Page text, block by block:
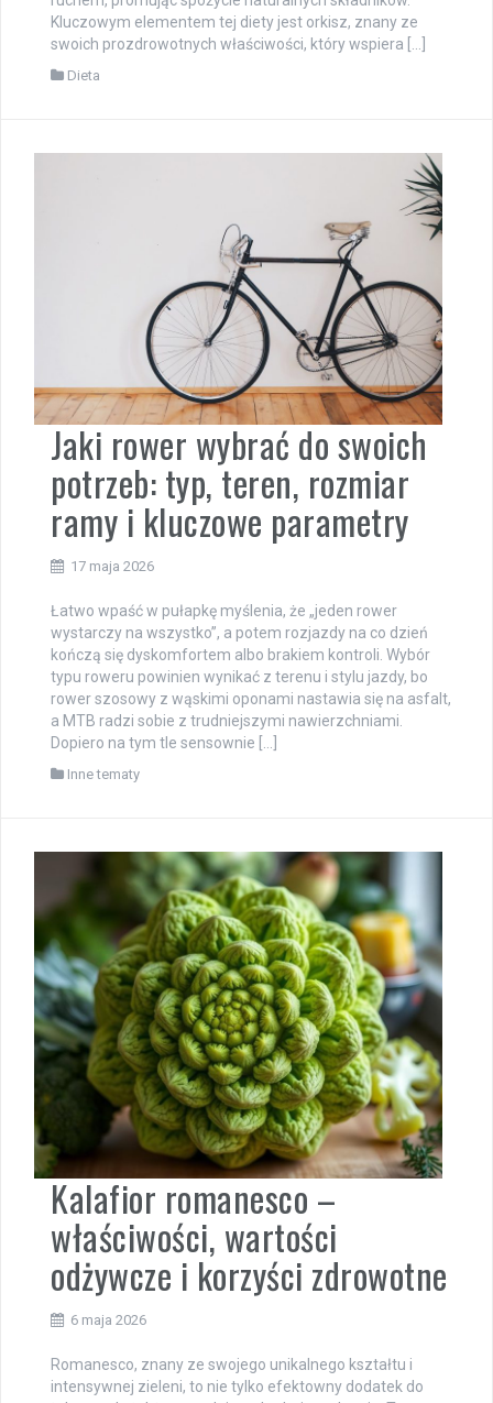
Kluczowym elementem tej diety jest orkisz, znany ze
swoich prozdrowotnych właściwości, który wspiera […]
Dieta
Jaki rower wybrać do swoich
potrzeb: typ, teren, rozmiar
ramy i kluczowe parametry
17 maja 2026
Łatwo wpaść w pułapkę myślenia, że „jeden rower
wystarczy na wszystko”, a potem rozjazdy na co dzień
kończą się dyskomfortem albo brakiem kontroli. Wybór
typu roweru powinien wynikać z terenu i stylu jazdy, bo
rower szosowy z wąskimi oponami nastawia się na asfalt,
a MTB radzi sobie z trudniejszymi nawierzchniami.
Dopiero na tym tle sensownie […]
Inne tematy
Kalafior romanesco –
właściwości, wartości
odżywcze i korzyści zdrowotne
6 maja 2026
Romanesco, znany ze swojego unikalnego kształtu i
intensywnej zieleni, to nie tylko efektowny dodatek do